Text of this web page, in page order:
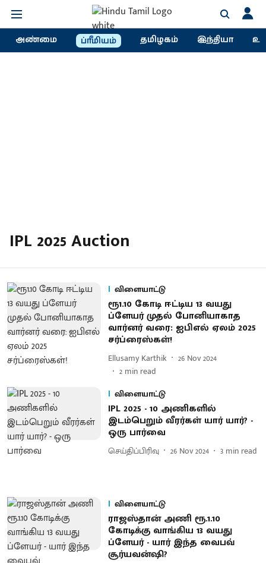
அண்மை ப்ரீமியம் தமிழகம் இந்தியா
IPL 2025 Auction
விளையாட்டு
ரூ1.10 கோடி ஈட்டிய 13 வயது
ப்ளேயர் முதல் போனியாகாத
வார்னர் வரை: ஐபிஎல் ஏலம் 2025
சர்ப்ரைஸ்கள்!
Ellusamy Karthik
26 Nov 2024
2 min read
விளையாட்டு
IPL 2025 - 10 அணிகளில்
இடம்பெறும் வீரர்கள் யார் யார்? -
ஒரு பார்வை
செய்திப்பிரிவு 26 Nov 2024 3 min read
விளையாட்டு
ராஜஸ்தான் அணி ரூ.1.10
கோடிக்கு வாங்கிய 13 வயது
ப்ளேயர் - யார் இந்த வைபவ்
சூர்யவன்ஷி?